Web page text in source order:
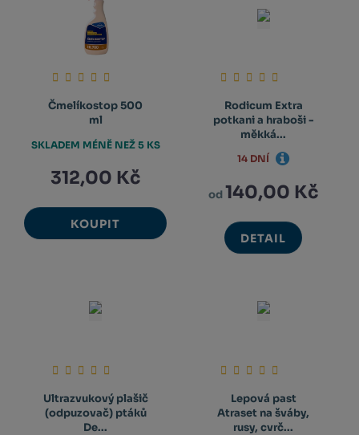
Čmelíkostop 500
ml
312,00 Kč
KOUPIT
SKLADEM MÉNĚ NEŽ 5 KS
Rodicum Extra
potkani a hraboši -
měkká...
od 140,00 Kč
DETAIL
14 DNÍ
Ultrazvukový plašič
(odpuzovač) ptáků
De...
Lepová past
Atraset na šváby,
rusy, cvrč...